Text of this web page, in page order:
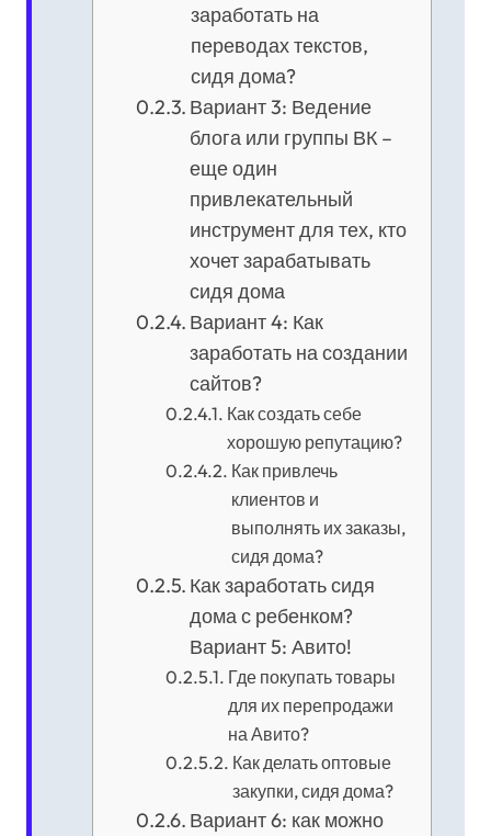
заработать на
переводах текстов,
сидя дома?
Вариант 3: Ведение
блога или группы ВК –
еще один
привлекательный
инструмент для тех, кто
хочет зарабатывать
сидя дома
Вариант 4: Как
заработать на создании
сайтов?
Как создать себе
хорошую репутацию?
Как привлечь
клиентов и
выполнять их заказы,
сидя дома?
Как заработать сидя
дома с ребенком?
Вариант 5: Авито!
Где покупать товары
для их перепродажи
на Авито?
Как делать оптовые
закупки, сидя дома?
Вариант 6: как можно